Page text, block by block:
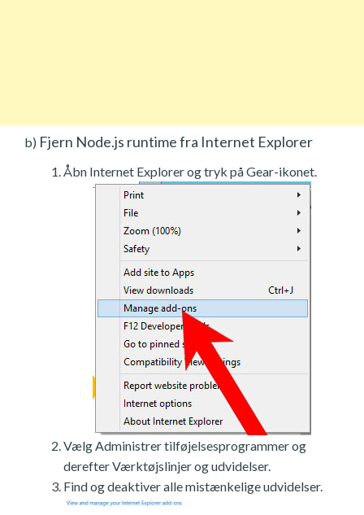
b) Fjern Node.js runtime fra Internet Explorer
Åbn Internet Explorer og tryk på Gear-ikonet.
Vælg Administrer tilføjelsesprogrammer og
derefter Værktøjslinjer og udvidelser.
Find og deaktiver alle mistænkelige udvidelser.